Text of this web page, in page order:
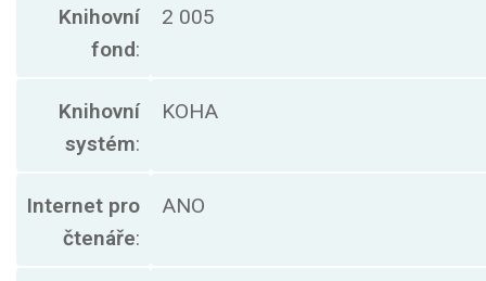
Knihovní
fond:
2 005
Knihovní
systém:
KOHA
Internet pro
čtenáře:
ANO